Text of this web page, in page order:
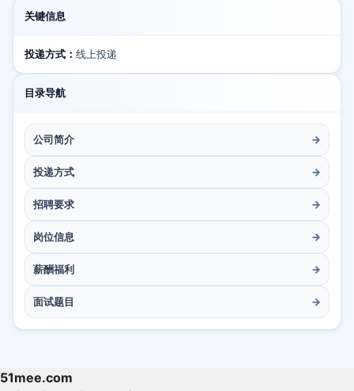
关键信息
投递方式： 线上投递
目录导航
公司简介 →
投递方式 →
招聘要求 →
岗位信息 →
薪酬福利 →
面试题目 →
51mee.com